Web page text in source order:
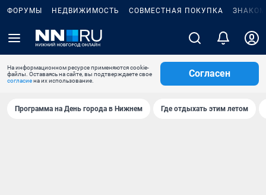
ФОРУМЫ НЕДВИЖИМОСТЬ СОВМЕСТНАЯ ПОКУПКА
На информационном ресурсе применяются cookie-
файлы. Оставаясь на сайте, вы подтверждаете свое
согласиена их использование.
Согласен
Программа на День города в Нижнем Где отдыхать этим летом